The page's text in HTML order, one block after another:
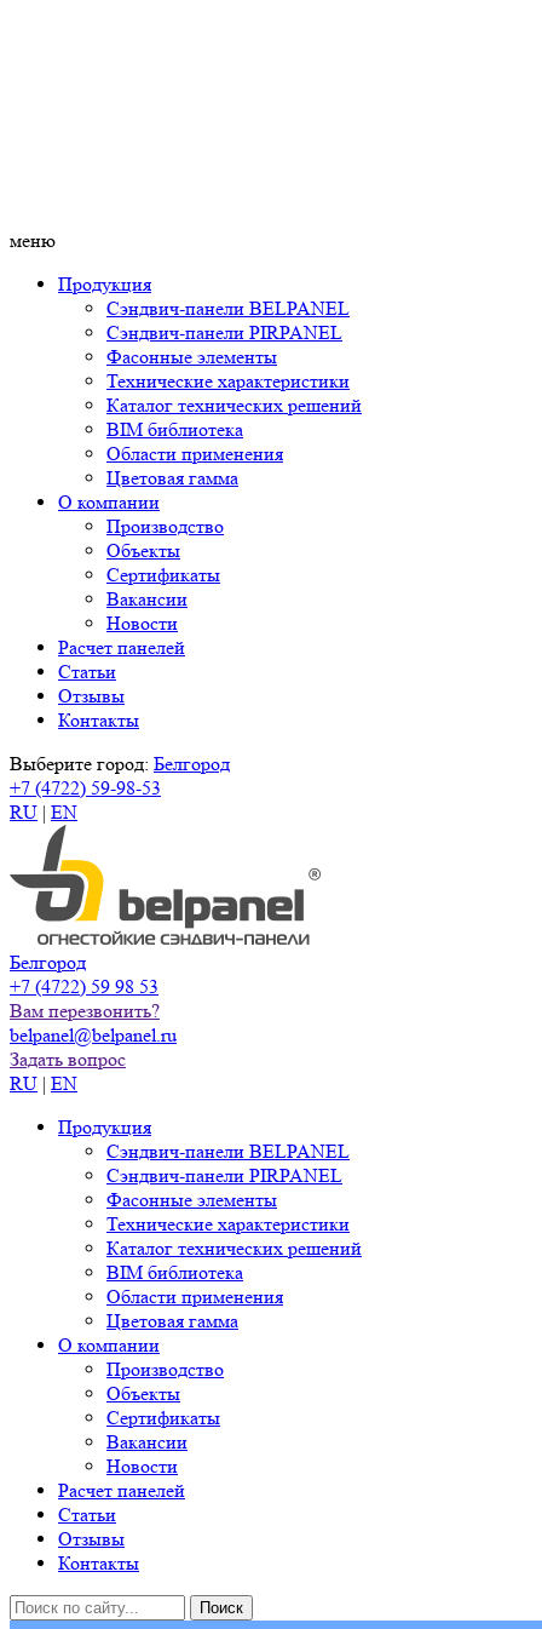
меню
Продукция
Сэндвич-панели BELPANEL
Сэндвич-панели PIRPANEL
Фасонные элементы
Технические характеристики
Каталог технических решений
BIM библиотека
Области применения
Цветовая гамма
О компании
Производство
Объекты
Сертификаты
Вакансии
Новости
Расчет панелей
Статьи
Отзывы
Контакты
Выберите город: Белгород
+7 (4722) 59-98-53
RU | EN
Белгород
+7 (4722) 59 98 53
Вам перезвонить?
belpanel@belpanel.ru
Задать вопрос
RU | EN
Продукция
Сэндвич-панели BELPANEL
Сэндвич-панели PIRPANEL
Фасонные элементы
Технические характеристики
Каталог технических решений
BIM библиотека
Области применения
Цветовая гамма
О компании
Производство
Объекты
Сертификаты
Вакансии
Новости
Расчет панелей
Статьи
Отзывы
Контакты